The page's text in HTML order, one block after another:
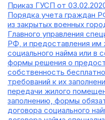
Приказ ГУСП от
Порядка учета граждан
из закрытых военных
Главного управления
РФ, и предоставления
социального найма или в
формы решения о
собственность
требований к их
передачи жилого
заполнению, формы
договора социального